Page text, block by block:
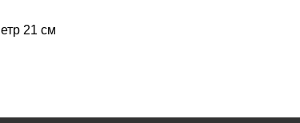
21 см